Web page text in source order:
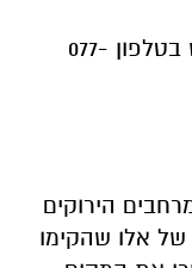
הירוקים
את המקום